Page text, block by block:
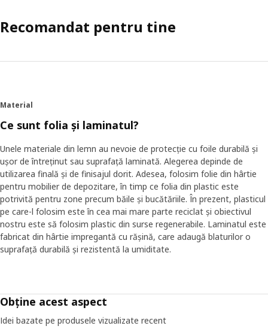
Recomandat pentru tine
Material
Ce sunt folia și laminatul?
Unele materiale din lemn au nevoie de protecție cu foile durabilă și
ușor de întreținut sau suprafață laminată. Alegerea depinde de
utilizarea finală și de finisajul dorit. Adesea, folosim folie din hârtie
pentru mobilier de depozitare, în timp ce folia din plastic este
potrivită pentru zone precum băile și bucătăriile. În prezent, plasticul
pe care-l folosim este în cea mai mare parte reciclat și obiectivul
nostru este să folosim plastic din surse regenerabile. Laminatul este
fabricat din hârtie impregantă cu rășină, care adaugă blaturilor o
suprafață durabilă și rezistentă la umiditate.
Obține acest aspect
Idei bazate pe produsele vizualizate recent